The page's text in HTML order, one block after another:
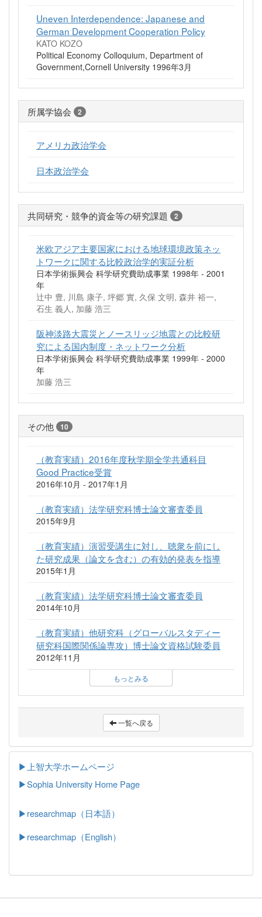
Uneven Interdependence: Japanese and
German Development Cooperation Policy
KATO KOZO
Political Economy Colloquium, Department of
Government,Cornell University 1996年3月
所属学協会 2
アメリカ政治学会
日本政治学会
共同研究・競争的資金等の研究課題 2
米欧アジア主要国家における地球環境政策ネッ
トワークに関する比較政治学的実証分析
日本学術振興会 科学研究費助成事業 1998年 - 2001
年
辻中 豊, 川島 康子, 坪郷 實, 久保 文明, 森井 裕一,
石生 義人, 加藤 浩三
阪神淡路大震災とノースリッジ地震との比較研
究による国内制度・ネットワーク分析
日本学術振興会 科学研究費助成事業 1999年 - 2000
年
加藤 浩三
その他 10
（教育実績）2016年度秋学期全学共通科目
Good Practice受賞
2016年10月 - 2017年1月
（教育実績）法学研究科博士論文審査委員
2015年9月
（教育実績）演習受講生に対し、聴衆を前にし
た研究成果（論文を含む）の有効的発表を指導
2015年1月
（教育実績）法学研究科博士論文審査委員
2014年10月
（教育実績）他研究科（グローバルスタディー
研究科国際関係論専攻）博士論文資格試験委員
2012年11月
もっとみる
一覧へ戻る
▶上智大学ホームページ
▶Sophia University Home Page
▶researchmap（日本語）
▶researchmap（English）